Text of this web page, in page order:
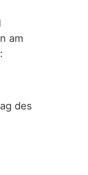
am
des